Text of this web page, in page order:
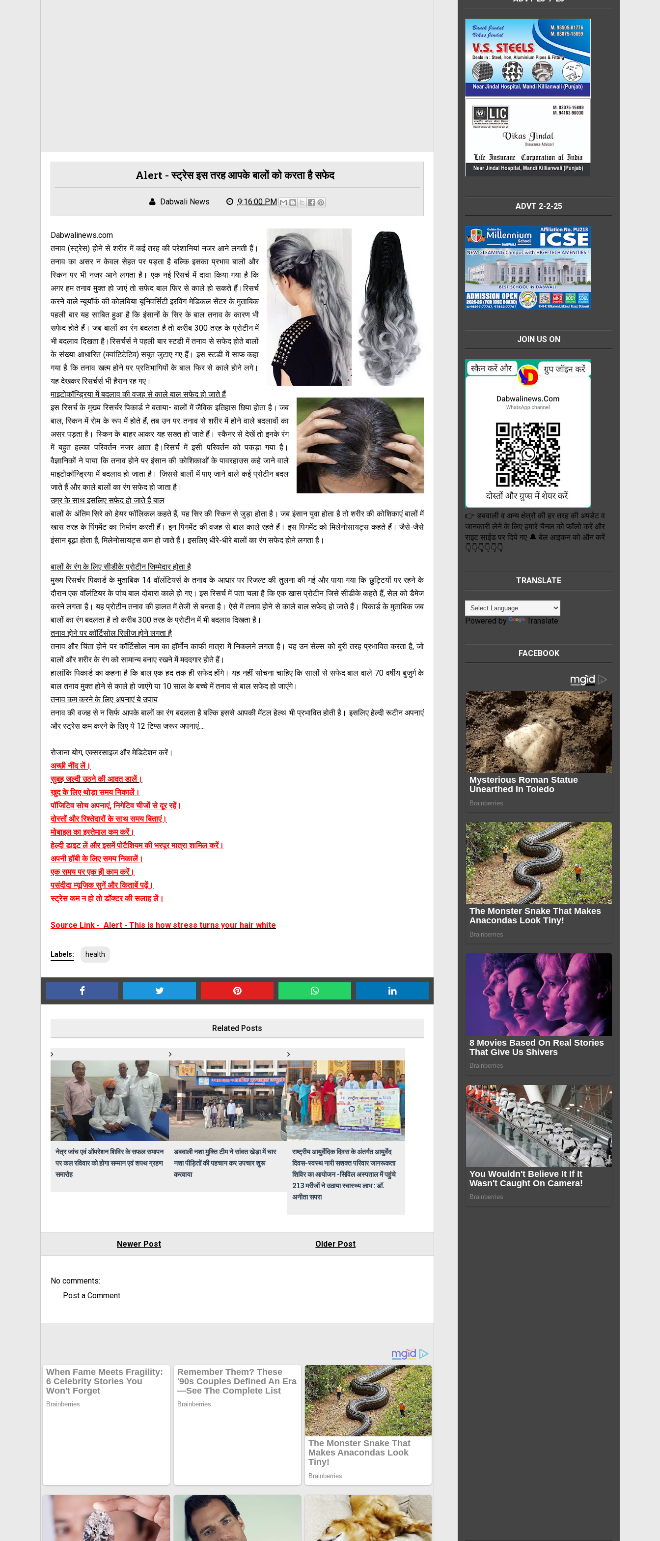
Alert - स्ट्रेस इस तरह आपके बालों को करता है सफेद
Dabwali News 9:16:00 PM
Dabwalinews.com
तनाव (स्ट्रेस) होने से शरीर में कई तरह की परेशानियां नजर आने लगती हैं।
तनाव का असर न केवल सेहत पर पड़ता है बल्कि इसका प्रभाव बालों और
स्किन पर भी नजर आने लगता है। एक नई रिसर्च में दावा किया गया है कि
अगर हम तनाव मुक्त हो जाएं तो सफेद बाल फिर से काले हो सकते हैं।रिसर्च
करने वाले न्यूयॉर्क की कोलंबिया यूनिवर्सिटी इरविंग मेडिकल सेंटर के मुताबिक
पहली बार यह साबित हुआ है कि इंसानों के सिर के बाल तनाव के कारण भी
सफेद होते हैं। जब बालों का रंग बदलता है तो करीब 300 तरह के प्रोटीन में
भी बदलाव दिखता है।रिसर्चर्स ने पहली बार स्टडी में तनाव से सफेद होते बालों
के संख्या आधारित (क्वांटिटेटिव) सबूत जुटाए गए हैं। इस स्टडी में साफ कहा
गया है कि तनाव खत्म होने पर प्रतिभागियों के बाल फिर से काले होने लगे।
यह देखकर रिसर्चर्स भी हैरान रह गए।
माइटोकॉन्ड्रिया में बदलाव की वजह से काले बाल सफेद हो जाते हैं
इस रिसर्च के मुख्य रिसर्चर पिकार्ड ने बताया- बालों में जैविक इतिहास छिपा होता है। जब
बाल, स्किन में रोम के रूप में होते हैं, तब उन पर तनाव से शरीर में होने वाले बदलावों का
असर पड़ता है। स्किन के बाहर आकर यह सख्त हो जाते हैं। स्कैनर से देखें तो इनके रंग
में बहुत हल्का परिवर्तन नजर आता है।रिसर्च में इसी परिवर्तन को पकड़ा गया है।
वैज्ञानिकों ने पाया कि तनाव होने पर इंसान की कोशिकाओं के पावरहाउस कहे जाने वाले
माइटोकॉन्ड्रिया में बदलाव हो जाता है। जिससे बालों में पाए जाने वाले कई प्रोटीन बदल
जाते हैं और काले बालों का रंग सफेद हो जाता है।
उम्र के साथ इसलिए सफेद हो जाते हैं बाल
बालों के अंतिम सिरे को हेयर फॉलिकल कहते हैं, यह सिर की स्किन से जुड़ा होता है। जब इंसान युवा होता है तो शरीर की कोशिकाएं बालों में
खास तरह के पिंगमेंट का निर्माण करती हैं। इन पिगमेंट की वजह से बाल काले रहते हैं। इस पिगमेंट को मिलेनोसायट्स कहते हैं। जैसे-जैसे
इंसान बूढ़ा होता है, मिलेनोसायट्स कम हो जाते हैं। इसलिए धीरे-धीरे बालों का रंग सफेद होने लगता है।
बालों के रंग के लिए सीडीके प्रोटीन जिम्मेदार होता है
मुख्य रिसर्चर पिकार्ड के मुताबिक 14 वॉलंटियर्स के तनाव के आधार पर रिजल्ट की तुलना की गई और पाया गया कि छुट्टियों पर रहने के
दौरान एक वॉलंटियर के पांच बाल दोबारा काले हो गए। इस रिसर्च में पता चला है कि एक खास प्रोटीन जिसे सीडीके कहते हैं, सेल को डैमेज
करने लगता है। यह प्रोटीन तनाव की हालत में तेजी से बनता है। ऐसे में तनाव होने से काले बाल सफेद हो जाते हैं। पिकार्ड के मुताबिक जब
बालों का रंग बदलता है तो करीब 300 तरह के प्रोटीन में भी बदलाव दिखता है।
तनाव होने पर कॉर्टिसोल रिलीज होने लगता है
तनाव और चिंता होने पर कॉर्टिसोल नाम का हॉर्मोन काफी मात्रा में निकलने लगता है। यह उन सेल्स को बुरी तरह प्रभावित करता है, जो
बालों और शरीर के रंग को सामान्य बनाए रखने में मददगार होते हैं।
हालांकि पिकार्ड का कहना है कि बाल एक हद तक ही सफेद होंगे। यह नहीं सोचना चाहिए कि सालों से सफेद बाल वाले 70 वर्षीय बुजुर्ग के
बाल तनाव मुक्त होने से काले हो जाएंगे या 10 साल के बच्चे में तनाव से बाल सफेद हो जाएंगे।
तनाव कम करने के लिए अपनाएं ये उपाय
तनाव की वजह से न सिर्फ आपके बालों का रंग बदलता है बल्कि इससे आपकी मेंटल हेल्थ भी प्रभावित होती है। इसलिए हेल्दी रूटीन अपनाएं
और स्ट्रेस कम करने के लिए ये 12 टिप्स जरूर अपनाएं....
रोजाना योग, एक्सरसाइज और मेडिटेशन करें।
अच्छी नींद लें।
सुबह जल्दी उठने की आदत डालें।
खुद के लिए थोड़ा समय निकालें।
पॉजिटिव सोच अपनाएं, निगेटिव चीजों से दूर रहें।
दोस्तों और रिश्तेदारों के साथ समय बिताएं।
मोबाइल का इस्तेमाल कम करें।
हेल्दी डाइट लें और इसमें पोटैशियम की भरपूर मात्रा शामिल करें।
अपनी हॉबी के लिए समय निकालें।
एक समय पर एक ही काम करें।
पसंदीदा म्यूजिक सुनें और किताबें पढ़ें।
स्ट्रेस कम न हो तो डॉक्टर की सलाह लें।
Source Link - Alert - This is how stress turns your hair white
Labels: health
Related Posts
नेत्र जांच एवं ऑपरेशन शिविर के सफल समापन
पर कल रविवार को होगा सम्मान एवं शपथ ग्रहण
समारोह
डबवाली नशा मुक्ति टीम ने सांवत खेड़ा में चार
नशा पीड़ितों की पहचान कर उपचार शुरू
करवाया
राष्ट्रीय आयुर्वेदिक दिवस के अंतर्गत आयुर्वेद
दिवस-स्वस्थ नारी सशक्त परिवार जागरूकता
शिविर का आयोजन -सिविल अस्पताल में पहुंचे
213 मरीजों ने उठाया स्वास्थ्य लाभ : डॉ.
अनीता सपरा
Newer Post Older Post
No comments:
Post a Comment
ADVT 2-2-25
JOIN US ON
👉 डबवाली व अन्य क्षेत्रों की हर तरह की अपडेट व
जानकारी लेने के लिए हमारे चैनल को फॉलो करें और
राइट साईड पर दिये गए 🔔 बेल आइकन को ऑन करें
👇👇👇👇👇👇
TRANSLATE
Powered by Translate
FACEBOOK